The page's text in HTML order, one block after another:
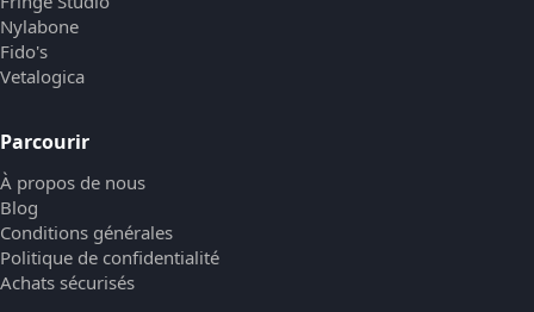
Nylabone
Fido's
Vetalogica
Parcourir
À propos de nous
Blog
Conditions générales
Politique de confidentialité
Achats sécurisés